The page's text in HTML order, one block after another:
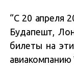
“С 20 апреля
Будапешт,
билеты на
авиакомпанию